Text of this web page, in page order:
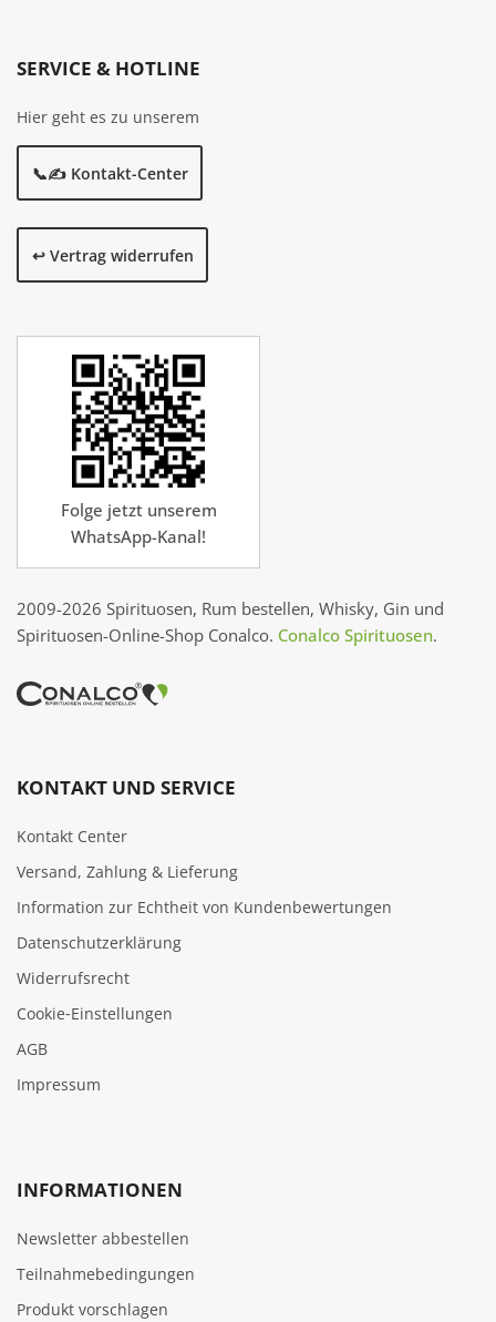
SERVICE & HOTLINE
Hier geht es zu unserem
📞✍️ Kontakt-Center
↩️ Vertrag widerrufen
Folge jetzt unserem
WhatsApp-Kanal!
2009-2026 Spirituosen, Rum bestellen, Whisky, Gin und
Spirituosen-Online-Shop Conalco. Conalco Spirituosen.
KONTAKT UND SERVICE
Kontakt Center
Versand, Zahlung & Lieferung
Information zur Echtheit von Kundenbewertungen
Datenschutzerklärung
Widerrufsrecht
Cookie‑Einstellungen
AGB
Impressum
INFORMATIONEN
Newsletter abbestellen
Teilnahmebedingungen
Produkt vorschlagen